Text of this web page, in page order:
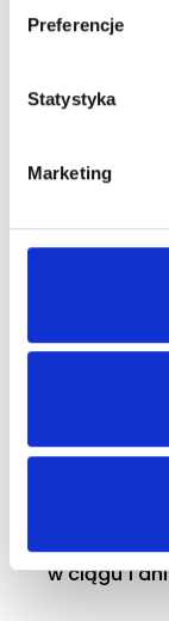
Preferencje
Statystyka
Marketing
Stały
Szybka
w ciągu 1